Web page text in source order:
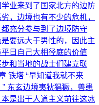
业来到了国家北方的边防
，边境也有不少的危机，
充分参与到了边境防守
要远大于男性的，因此主
日自己大相径庭的价值
和当地的战士们建立联
铁塔 “早知道我就不来
东玄边境夷狄猖獗，兽患
是出于人道主义前往这冰